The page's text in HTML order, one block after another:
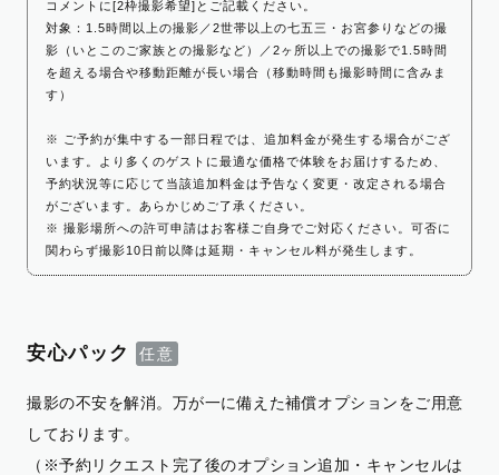
コメントに[2枠撮影希望]とご記載ください。
対象：1.5時間以上の撮影／2世帯以上の七五三・お宮参りなどの撮
影（いとこのご家族との撮影など）／2ヶ所以上での撮影で1.5時間
を超える場合や移動距離が長い場合（移動時間も撮影時間に含みま
す）
※ ご予約が集中する一部日程では、追加料金が発生する場合がござ
います。より多くのゲストに最適な価格で体験をお届けするため、
予約状況等に応じて当該追加料金は予告なく変更・改定される場合
がございます。あらかじめご了承ください。
※ 撮影場所への許可申請はお客様ご自身でご対応ください。可否に
関わらず撮影10日前以降は延期・キャンセル料が発生します。
安心パック
撮影の不安を解消。万が一に備えた補償オプションをご用意
しております。
（※予約リクエスト完了後のオプション追加・キャンセルは